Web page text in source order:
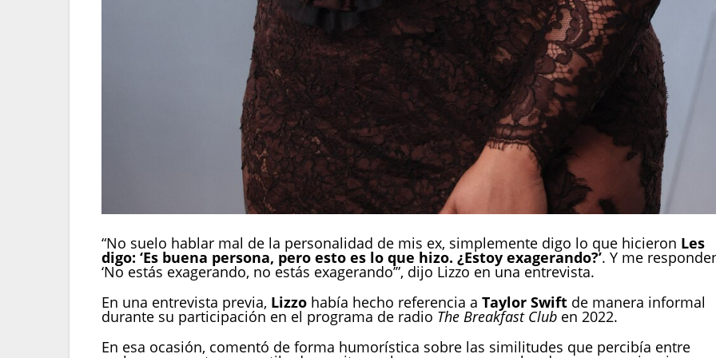
“No suelo hablar mal de la personalidad de mis ex, simplemente digo lo que hicieron Les
digo: ‘Es buena persona, pero esto es lo que hizo. ¿Estoy exagerando?’. Y me
‘No estás exagerando, no estás exagerando’”, dijo Lizzo en una entrevista.
En una entrevista previa, Lizzo había hecho referencia a Taylor Swift de manera informal
durante su participación en el programa de radio The Breakfast Club en 2022.
En esa ocasión, comentó de forma humorística sobre las similitudes que percibía entre